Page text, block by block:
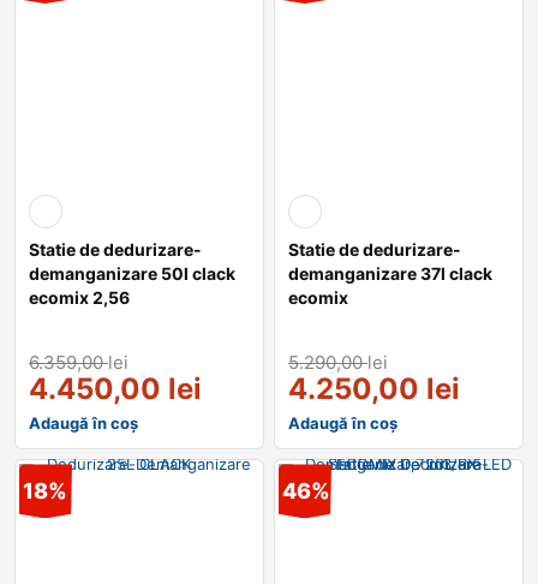
Statie de dedurizare-
demanganizare 50l clack
ecomix 2,56
6.359,00lei
4.450,00 lei
Adaugă în coș
Statie de dedurizare-
demanganizare 37l clack
ecomix
5.290,00lei
4.250,00 lei
Adaugă în coș
18% 46%